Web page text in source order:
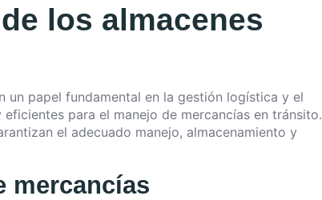
los almacenes
un papel fundamental en la gestión logística y el
para el manejo de mercancías en tránsito.
el adecuado manejo, almacenamiento y
mercancías